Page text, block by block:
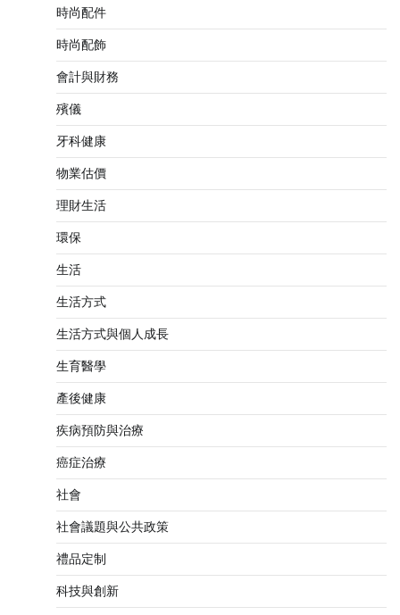
時尚配件
時尚配飾
會計與財務
殯儀
牙科健康
物業估價
理財生活
環保
生活
生活方式
生活方式與個人成長
生育醫學
產後健康
疾病預防與治療
癌症治療
社會
社會議題與公共政策
禮品定制
科技與創新